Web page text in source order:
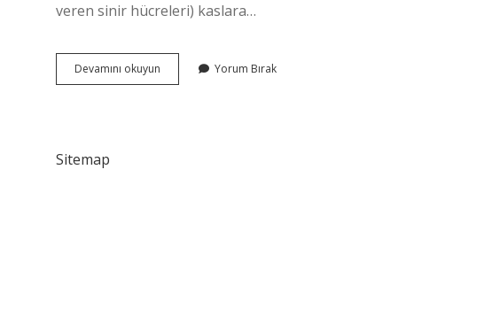
veren sinir hücreleri) kaslara…
Devamını okuyun
Hastalığı
Yorum Bırak
Sitemap